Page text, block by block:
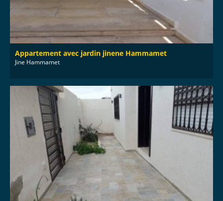
Appartement avec jardin jinene Hammamet
Jine Hammamet